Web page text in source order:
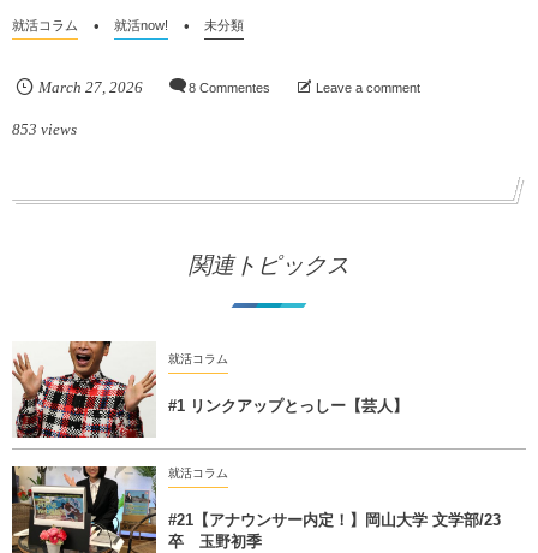
就活コラム 就活now! 未分類
March 27, 2026 8 Commentes Leave a comment
853 views
関連トピックス
就活コラム
#1 リンクアップとっしー【芸人】
就活コラム
#21【アナウンサー内定！】岡山大学 文学部/23
卒 玉野初季